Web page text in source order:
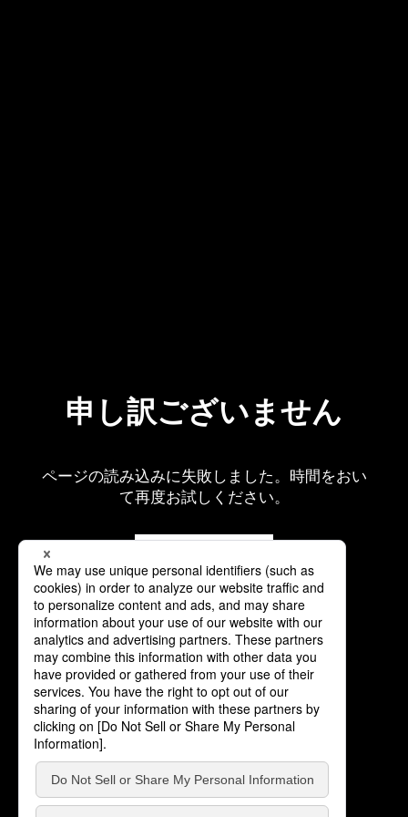
申し訳ございません
ページの読み込みに失敗しました。時間をおい
て再度お試しください。